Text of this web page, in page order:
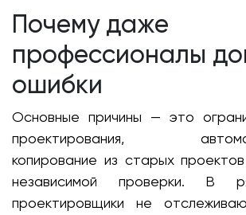
Почему даже
профессионалы
ошибки
Основные причины — это
проектирования,
копирование из старых
независимой проверки. В
проектировщики не